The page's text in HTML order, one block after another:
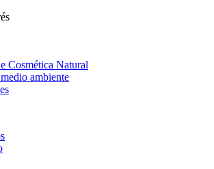
Cosmética Natural
ambiente